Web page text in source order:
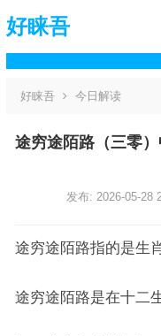
好睐吾
好睐吾 今日解读
途穷途陌路（三零
发布: 2026-05-28
途穷途陌路指的是生
途穷途陌路是在十二